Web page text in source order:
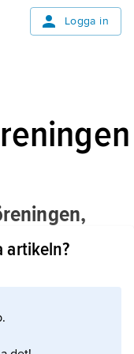
Logga in
1900
artikeln?